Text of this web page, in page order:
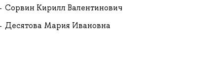
Сорвин Кирилл Валентинович
Десятова Мария Ивановна